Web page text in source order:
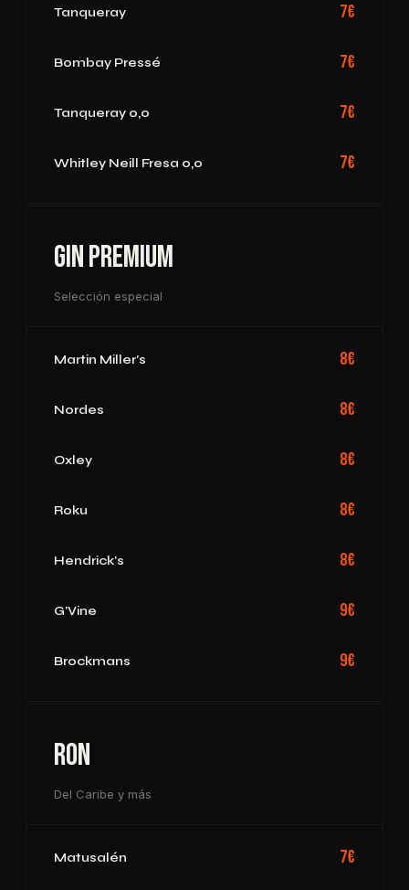
Tanqueray 7€
Bombay Pressé 7€
Tanqueray 0,0 7€
Whitley Neill Fresa 0,0 7€
Gin Premium
Selección especial
Martin Miller's 8€
Nordes 8€
Oxley 8€
Roku 8€
Hendrick's 8€
G'Vine 9€
Brockmans 9€
Ron
Del Caribe y más
Matusalén 7€